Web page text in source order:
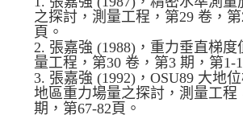
之探討，測量工程，第29 卷，
頁。
2. 張嘉強 (1988)，重力垂直梯度
量工程，第30 卷，第3 期，第1-
3. 張嘉強 (1992)，OSU89 大地
地區重力場量之探討，測量工程
期，第67-82頁。